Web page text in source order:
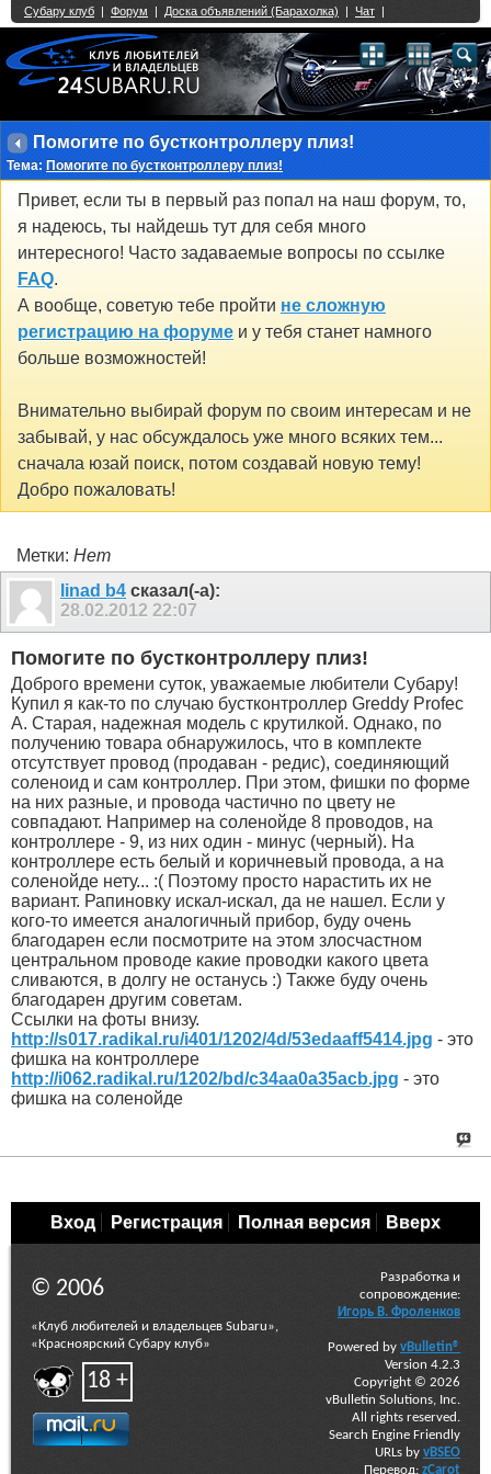
Помогите по бустконтроллеру плиз!
Тема: Помогите по бустконтроллеру плиз!
Привет, если ты в первый раз попал на наш форум, то,
я надеюсь, ты найдешь тут для себя много
интересного! Часто задаваемые вопросы по ссылке
FAQ.
А вообще, советую тебе пройти не сложную
регистрацию на форуме и у тебя станет намного
больше возможностей!
Внимательно выбирай форум по своим интересам и не
забывай, у нас обсуждалось уже много всяких тем...
сначала юзай поиск, потом создавай новую тему!
Добро пожаловать!
Метки: Нет
linad b4 сказал(-а):
28.02.2012 22:07
Помогите по бустконтроллеру плиз!
Доброго времени суток, уважаемые любители Субару!
Купил я как-то по случаю бустконтроллер Greddy Profec
A. Старая, надежная модель с крутилкой. Однако, по
получению товара обнаружилось, что в комплекте
отсутствует провод (продаван - редис), соединяющий
соленоид и сам контроллер. При этом, фишки по форме
на них разные, и провода частично по цвету не
совпадают. Например на соленойде 8 проводов, на
контроллере - 9, из них один - минус (черный). На
контроллере есть белый и коричневый провода, а на
соленойде нету... :( Поэтому просто нарастить их не
вариант. Рапиновку искал-искал, да не нашел. Если у
кого-то имеется аналогичный прибор, буду очень
благодарен если посмотрите на этом злосчастном
центральном проводе какие проводки какого цвета
сливаются, в долгу не останусь :) Также буду очень
благодарен другим советам.
Ссылки на фоты внизу.
http://s017.radikal.ru/i401/1202/4d/53edaaff5414.jpg - это
фишка на контроллере
http://i062.radikal.ru/1202/bd/c34aa0a35acb.jpg - это
фишка на соленойде
Вход Регистрация Полная версия Вверх
© 2006
«Клуб любителей и владельцев Subaru»,
«Красноярский Субару клуб»
18 +
Разработка и
сопровождение:
Игорь В. Фроленков
Powered by vBulletin®
Version 4.2.3
Copyright © 2026
vBulletin Solutions, Inc.
All rights reserved.
Search Engine Friendly
URLs by vBSEO
Перевод: zCarot
Single Sign On provided byvBSSO
2 3 4 5 6 7 8 9 10 11 12 13 14 15 16 17 18 21 22 23 24 25 26
27 28 29 30 31 32 33 34 35 36 37 38 39 40 41 42 43